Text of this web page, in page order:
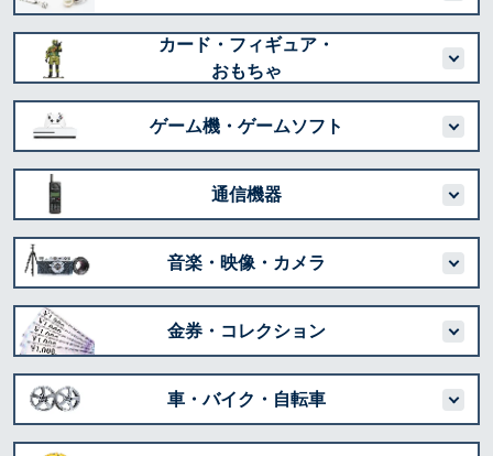
カード・フィギュア・
おもちゃ
ゲーム機・ゲームソフト
通信機器
音楽・映像・カメラ
金券・コレクション
車・バイク・自転車